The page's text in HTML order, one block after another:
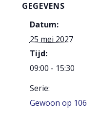
GEGEVENS
Datum:
25 mei 2027
Tijd:
09:00 - 15:30
Serie:
Gewoon op 106